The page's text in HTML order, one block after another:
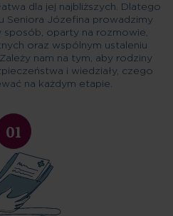
dla jej najbliższych. Dlatego
Seniora Józefina prowadzimy
sposób, oparty na rozmowie,
oraz wspólnym ustaleniu
nam na tym, aby rodziny
i wiedziały, czego
na każdym etapie.
01